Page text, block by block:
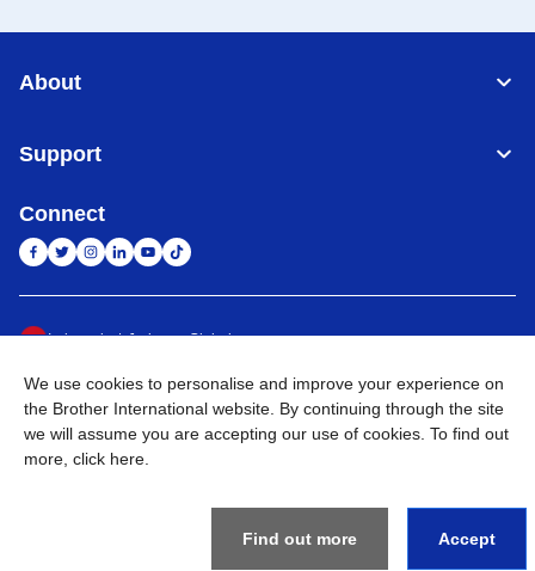
About
Support
Connect
Indonesia Jaringan Global
Privacy Policy Ketentuan Penggunaan Site Map Kunjungi Situs Global
©2026BROTHER INTERNATIONAL SALES INDONESIA All
We use cookies to personalise and improve your experience on
the Brother International website. By continuing through the site
we will assume you are accepting our use of cookies. To find out
more, click here
Find out more Accept